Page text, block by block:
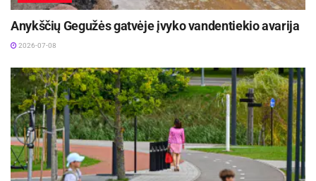
Anykščių Gegužės gatvėje įvyko vandentiekio avarija
2026-07-08